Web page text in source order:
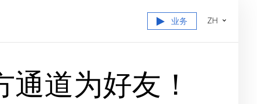
业务 ZH
道为好友！